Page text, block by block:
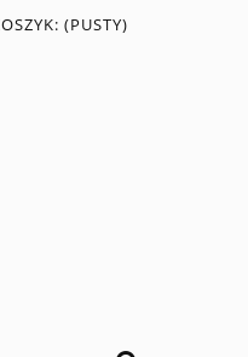
(PUSTY)